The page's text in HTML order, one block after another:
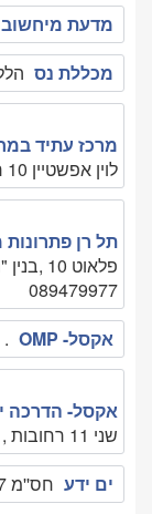
מדעת
מכללת נס הלל
מרכז עתיד
לוין אפשטיין 10 רחובות , 089470994
תל רן
089479977
אקסל- OMP
.
אקסל- הדרכה
שני 11 רחובות , 0545338462
ים ידע חס''מ 7 רחובות , 089283996